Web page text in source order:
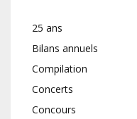
25 ans
Bilans annuels
Compilation
Concerts
Concours